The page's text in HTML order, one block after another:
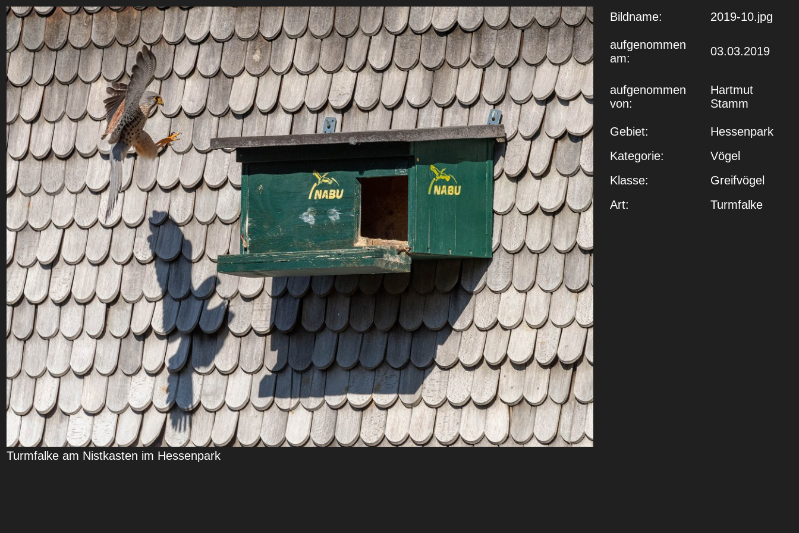
Bildname: 2019-10.jpg
aufgenommen
am:
03.03.2019
aufgenommen
von:
Hartmut
Stamm
Gebiet:
Hessenpark
Kategorie:
Vögel
Klasse:
Greifvögel
Art:
Turmfalke
Turmfalke am Nistkasten im Hessenpark